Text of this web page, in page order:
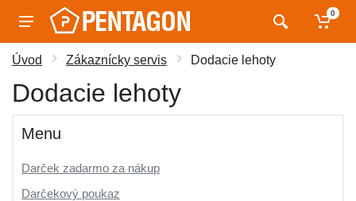
0
Úvod Zákaznícky servis Dodacie lehoty
Dodacie lehoty
Menu
Darček zadarmo za nákup
Darčekový poukaz